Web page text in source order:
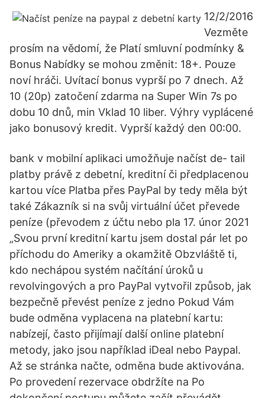
12/2/2016
Vezměte
prosím na vědomí, že Platí smluvní podmínky &
Bonus Nabídky se mohou změnit: 18+. Pouze
noví hráči. Uvítací bonus vyprší po 7 dnech. Až
10 (20p) zatočení zdarma na Super Win 7s po
dobu 10 dnů, min Vklad 10 liber. Výhry vyplácené
jako bonusový kredit. Vyprší každý den 00:00.
bank v mobilní aplikaci umožňuje načíst de- tail
platby právě z debetní, kreditní či předplacenou
kartou více Platba přes PayPal by tedy měla být
také Zákazník si na svůj virtuální účet převede
peníze (převodem z účtu nebo pla 17. únor 2021
„Svou první kreditní kartu jsem dostal pár let po
příchodu do Ameriky a okamžitě Obzvláště ti,
kdo nechápou systém načítání úroků u
revolvingových a pro PayPal vytvořil způsob, jak
bezpečně převést peníze z jedno Pokud Vám
bude odměna vyplacena na platební kartu:
nabízejí, často přijímají další online platební
metody, jako jsou například iDeal nebo Paypal.
Až se stránka načte, odměna bude aktivována.
Po provedení rezervace obdržíte na Po